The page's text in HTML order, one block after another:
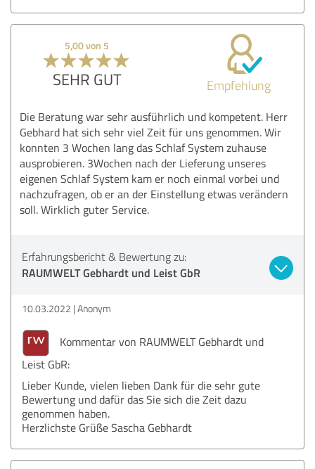
5,00 von 5
SEHR GUT Empfehlung
Die Beratung war sehr ausführlich und kompetent. Herr
Gebhard hat sich sehr viel Zeit für uns genommen. Wir
konnten 3 Wochen lang das Schlaf System zuhause
ausprobieren. 3Wochen nach der Lieferung unseres
eigenen Schlaf System kam er noch einmal vorbei und
nachzufragen, ob er an der Einstellung etwas verändern
soll. Wirklich guter Service.
Erfahrungsbericht & Bewertung zu:
RAUMWELT Gebhardt und Leist GbR
10.03.2022 Anonym
Kommentar von RAUMWELT Gebhardt und
Leist GbR:
Lieber Kunde, vielen lieben Dank für die sehr gute
Bewertung und dafür das Sie sich die Zeit dazu
genommen haben.
Herzlichste Grüße Sascha Gebhardt